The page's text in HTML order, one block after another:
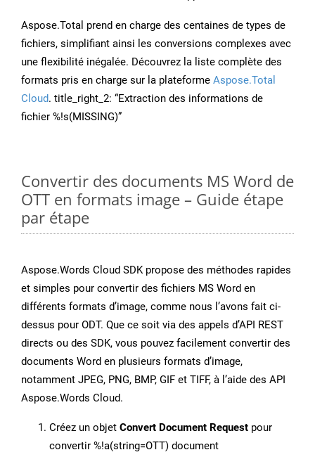
Aspose.Total prend en charge des centaines de types de
fichiers, simplifiant ainsi les conversions complexes avec
une flexibilité inégalée. Découvrez la liste complète des
formats pris en charge sur la plateforme Aspose.Total
Cloud. title_right_2: “Extraction des informations de
fichier %!s(MISSING)”
Convertir des documents MS Word de
OTT en formats image – Guide étape
par étape
Aspose.Words Cloud SDK propose des méthodes rapides
et simples pour convertir des fichiers MS Word en
différents formats d’image, comme nous l’avons fait ci-
dessus pour ODT. Que ce soit via des appels d’API REST
directs ou des SDK, vous pouvez facilement convertir des
documents Word en plusieurs formats d’image,
notamment JPEG, PNG, BMP, GIF et TIFF, à l’aide des API
Aspose.Words Cloud.
Créez un objet Convert Document Request pour
convertir %!a(string=OTT) document